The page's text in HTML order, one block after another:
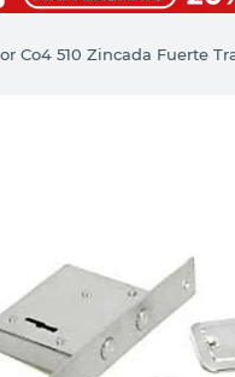
Co4 510 Zincada Fuerte